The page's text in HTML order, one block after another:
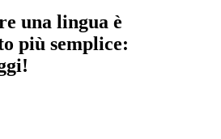
una lingua è
più semplice: